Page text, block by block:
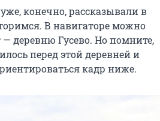
конечно, рассказывали в
В навигаторе можно
деревню Гусево. Но помните,
перед этой деревней и
кадр ниже.